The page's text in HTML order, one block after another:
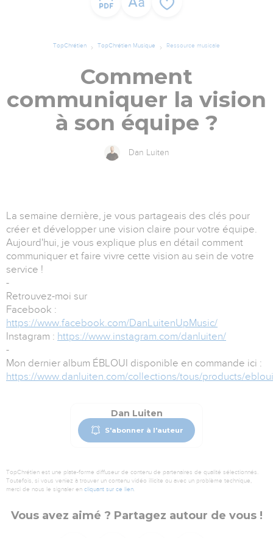
TopChrétien TopChrétien Musique Ressource musicale
Comment
communiquer la vision
à son équipe ?
Dan Luiten
La semaine dernière, je vous partageais des clés pour
créer et développer une vision claire pour votre équipe.
Aujourd'hui, je vous explique plus en détail comment
communiquer et faire vivre cette vision au sein de votre
service !
-
Retrouvez-moi sur
Facebook :
https://www.facebook.com/DanLuitenUpMusic/
Instagram : https://www.instagram.com/danluiten/
-
Mon dernier album ÉBLOUI disponible en commande ici :
https://www.danluiten.com/collections/tous/products/ebloui
Dan Luiten
S'abonner à l'auteur
TopChrétien est une plate-forme diffuseur de contenu de partenaires de qualité sélectionnés.
Toutefois, si vous veniez à trouver un contenu vidéo illicite ou avec un problème technique,
merci de nous le signaler en cliquant sur ce lien.
Vous avez aimé ? Partagez autour de vous !